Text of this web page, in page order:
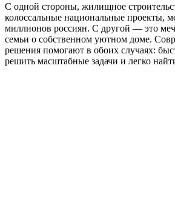
С одной стороны, жилищное
колоссальные национальные проекты,
миллионов россиян. С другой — это
семьи о собственном уютном доме.
решения помогают в обоих случаях:
решить масштабные задачи и легко